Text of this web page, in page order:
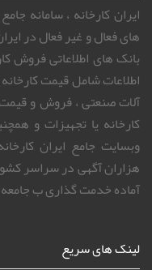
ایران کارخانه ، سامانه
های فعال و غیر فعال در
بانک های اطلاعاتی فروش
اطلاعات شامل قیمت
آلات صنعتی ، فروش و
کارخانه یا تجهیزات و
هزاران آگهی در سراسر
آماده خدمت گذاری ب
لینک های سریع